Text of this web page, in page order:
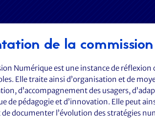
de la commission
Numérique est une instance de réflexion
Elle traite ainsi d’organisation et de
d’accompagnement des usagers,
de pédagogie et d’innovation. Elle peut
documenter l’évolution des stratégies